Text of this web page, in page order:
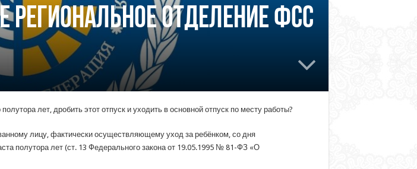
региональное отделение ФСС
лет, дробить этот отпуск и уходить в основной отпуск по месту работы?
лицу, фактически осуществляющему уход за ребёнком, со дня
полутора лет (ст. 13 Федерального закона от 19.05.1995 № 81-ФЗ «О